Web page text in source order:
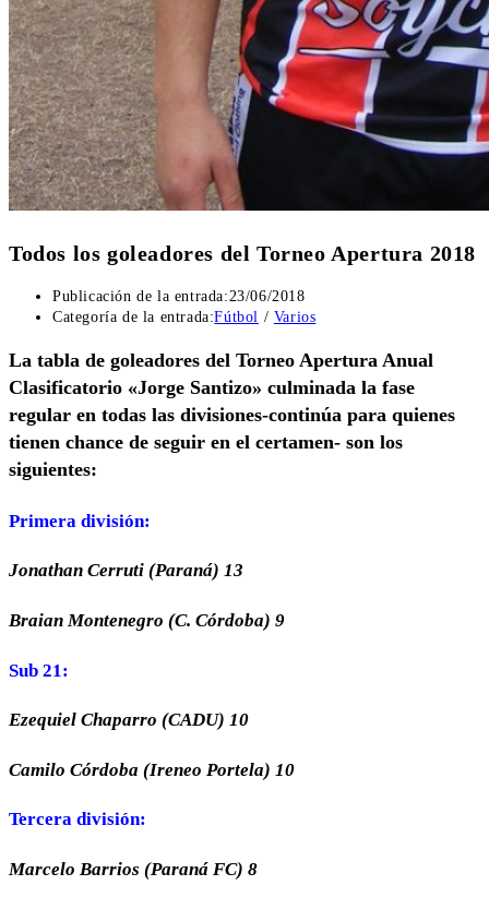
Todos los goleadores del Torneo Apertura 2018
Publicación de la entrada:23/06/2018
Categoría de la entrada:Fútbol / Varios
La tabla de goleadores del Torneo Apertura Anual
Clasificatorio «Jorge Santizo» culminada la fase
regular en todas las divisiones-continúa para quienes
tienen chance de seguir en el certamen- son los
siguientes:
Primera división:
Jonathan Cerruti (Paraná) 13
Braian Montenegro (C. Córdoba) 9
Sub 21:
Ezequiel Chaparro (CADU) 10
Camilo Córdoba (Ireneo Portela) 10
Tercera división:
Marcelo Barrios (Paraná FC) 8